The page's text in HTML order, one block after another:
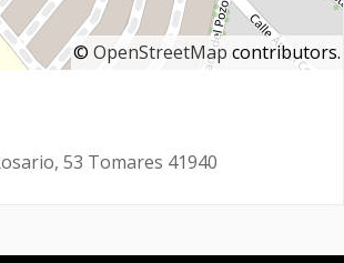
© OpenStreetMap contributors.
53 Tomares 41940